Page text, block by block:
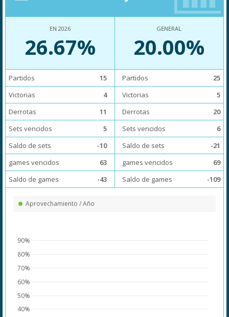
EN 2026
26.67%
Partidos
15
Victorias
4
Derrotas
11
Sets vencidos
5
Saldo de sets
-10
games vencidos
63
Saldo de games
-43
GENERAL
20.00%
Partidos
25
Victorias
5
Derrotas
20
Sets vencidos
6
Saldo de sets
-21
games vencidos
69
Saldo de games
-109
Aprovechamiento / Año
40%
50%
60%
70%
80%
90%